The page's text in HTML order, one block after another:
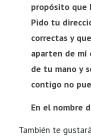
propósito que
Pido tu
correctas y
aparten de mí
de tu mano y
contigo no
En el nombre
También te